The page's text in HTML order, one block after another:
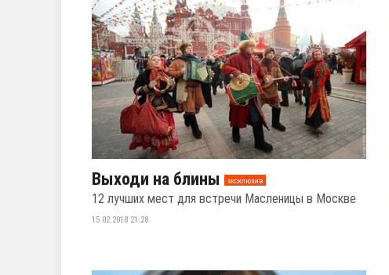
Выходи на блины эксклюзив
12 лучших мест для встречи Масленицы в Москве
15.02.2018 21:28